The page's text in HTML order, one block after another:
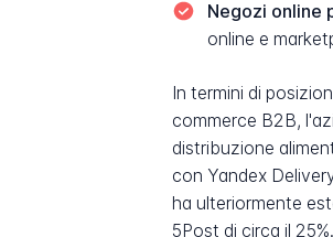
Negozi online
online e
In termini di
commerce B2B,
distribuzione
con Yandex
ha ulteriormente
5Post di circa il 25%.